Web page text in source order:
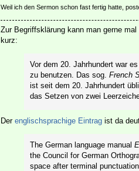
Weil ich den Sermon schon fast fertig hatte,
Zur Begriffsklärung kann man gerne
kurz:
Vor dem 20. Jahrhundert war
zu benutzen. Das sog. French
ist seit dem 20. Jahrhundert
das Setzen von zwei
Der englischsprachige Eintrag ist da
The German language manual
the Council for German
space after terminal